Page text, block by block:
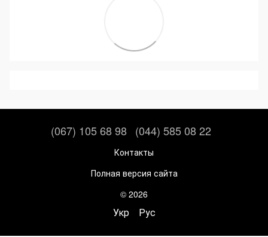
(067) 105 68 98 (044) 585 08 22
Контакты
Полная версия сайта
© 2026
Укр Рус